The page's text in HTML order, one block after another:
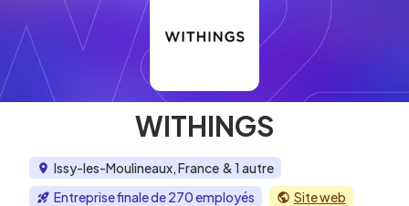
WITHINGS
Issy-les-Moulineaux, France & 1 autre
Entreprise finale de 270 employés
Site web